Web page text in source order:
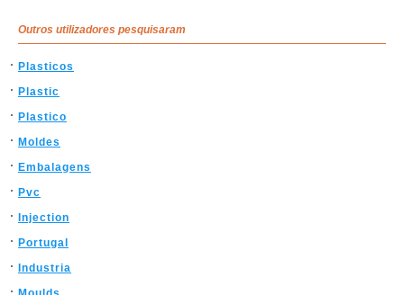
Outros utilizadores pesquisaram
Plasticos
Plastic
Plastico
Moldes
Embalagens
Pvc
Injection
Portugal
Industria